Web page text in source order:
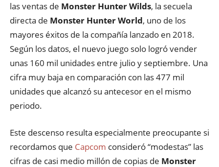
las ventas de Monster Hunter Wilds, la secuela
directa de Monster Hunter World, uno de los
mayores éxitos de la compañía lanzado en 2018.
Según los datos, el nuevo juego solo logró vender
unas 160 mil unidades entre julio y septiembre. Una
cifra muy baja en comparación con las 477 mil
unidades que alcanzó su antecesor en el mismo
periodo.
Este descenso resulta especialmente preocupante si
recordamos que Capcom consideró “modestas” las
cifras de casi medio millón de copias de Monster